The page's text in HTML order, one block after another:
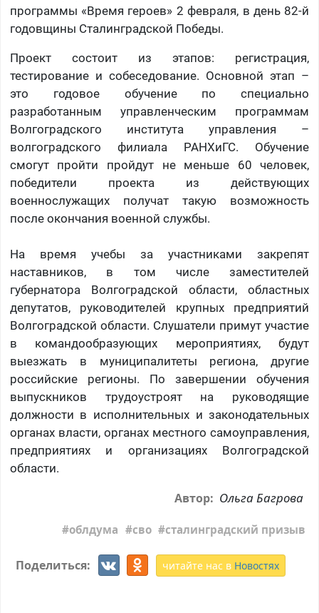
программы «Время героев» 2 февраля, в день 82-й
годовщины Сталинградской Победы.
Проект состоит из этапов: регистрация,
тестирование и собеседование. Основной этап –
это годовое обучение по специально
разработанным управленческим программам
Волгоградского института управления –
волгоградского филиала РАНХиГС. Обучение
смогут пройти пройдут не меньше 60 человек,
победители проекта из действующих
военнослужащих получат такую возможность
после окончания военной службы.
На время учебы за участниками закрепят
наставников, в том числе заместителей
губернатора Волгоградской области, областных
депутатов, руководителей крупных предприятий
Волгоградской области. Слушатели примут участие
в командообразующих мероприятиях, будут
выезжать в муниципалитеты региона, другие
российские регионы. По завершении обучения
выпускников трудоустроят на руководящие
должности в исполнительных и законодательных
органах власти, органах местного самоуправления,
предприятиях и организациях Волгоградской
области.
Автор: Ольга Багрова
облдума сво сталинградский призыв
Поделиться: читайте нас в Новостях